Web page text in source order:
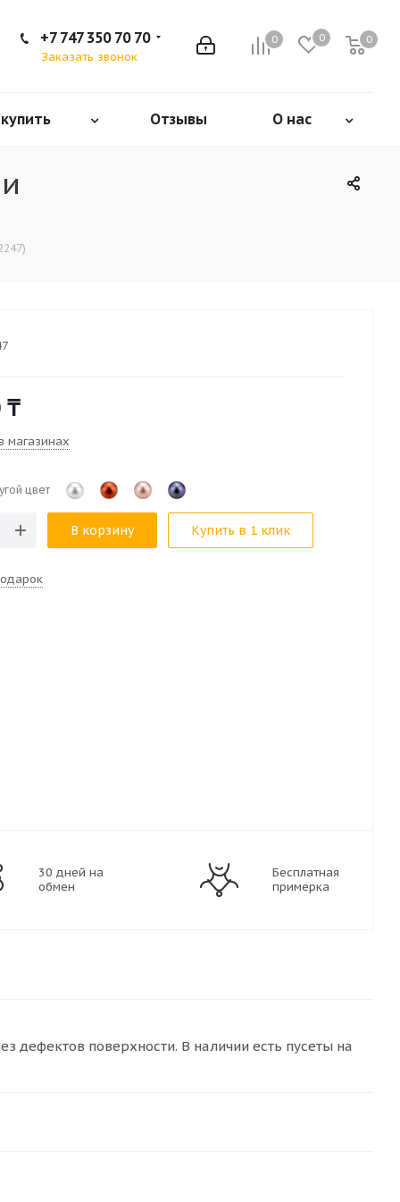
0 0 0
+7 747 350 70 70
Заказать звонок
Отзывы О нас
₸
магазинах
цвет
В корзину Купить в 1 клик
30 дней на
обмен
Бесплатная
примерка
поверхности. В наличии есть пусеты на